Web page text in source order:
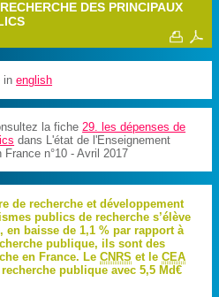
DES PRINCIPAUX
inenglish
la fiche 29. les dépenses de
dans L'état de l'Enseignement
n°10 - Avril 2017
de recherche et développement
publics de recherche s’élève
en baisse de 1,1 % par rapport à
publique, ils sont des
en France. LeCNRS et leCEA
publique avec 5,5 Md€